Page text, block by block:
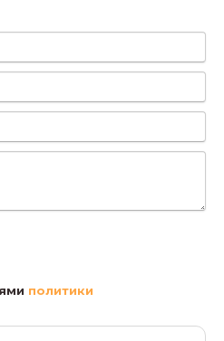
политики